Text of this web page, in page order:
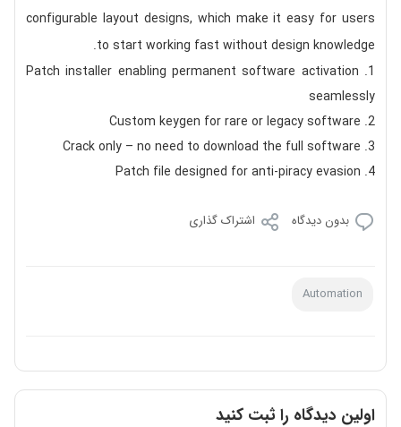
configurable layout designs, which make it easy for users
to start working fast without design knowledge.
Patch installer enabling permanent software activation
seamlessly
Custom keygen for rare or legacy software
Crack only – no need to download the full software
Patch file designed for anti-piracy evasion
بدون دیدگاه اشتراک گذاری
Automation
اولین دیدگاه را ثبت کنید